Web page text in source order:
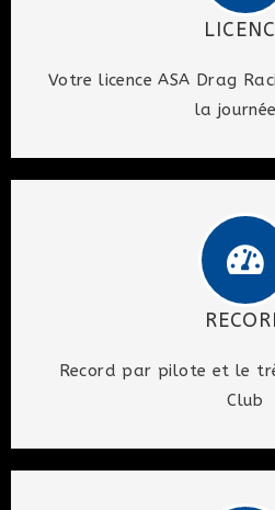
Votre licence ASA Drag
la
Record par pilote et le
Club